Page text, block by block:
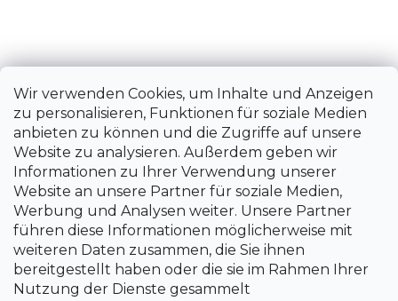
Wir verwenden Cookies, um Inhalte und Anzeigen
zu personalisieren, Funktionen für soziale Medien
anbieten zu können und die Zugriffe auf unsere
Website zu analysieren. Außerdem geben wir
Informationen zu Ihrer Verwendung unserer
Website an unsere Partner für soziale Medien,
Werbung und Analysen weiter. Unsere Partner
führen diese Informationen möglicherweise mit
weiteren Daten zusammen, die Sie ihnen
bereitgestellt haben oder die sie im Rahmen Ihrer
Nutzung der Dienste gesammelt